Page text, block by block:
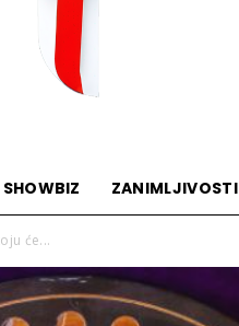
SHOWBIZ ZANIMLJIVOSTI
će...